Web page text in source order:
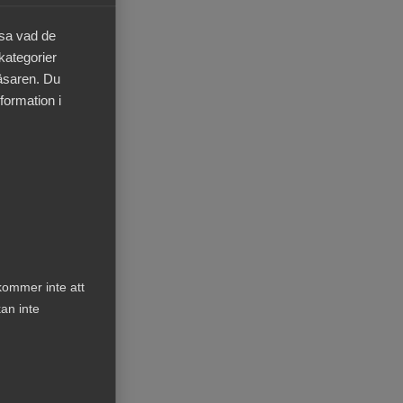
vad de
Du
i
inte att
inte
att
av